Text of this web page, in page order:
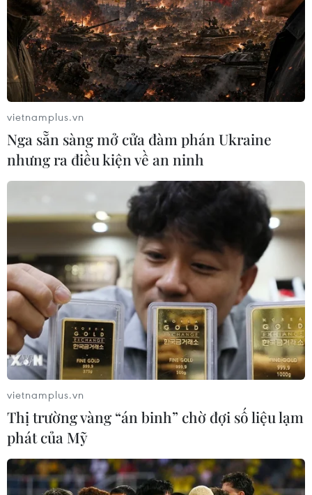
TIN LIÊN QUAN
Lãnh đạo tối cao Iran đánh giá đàm phán
hạt nhân đạt tiến triển tốt
13/04/2022 03:32
Nhà lãnh đạo tối cao Iran Ali Khamenei hối thúc chính
quyền của Tổng thống Ebrahim Raisi giải quyết những
vấn đề của đất nước trước, bất kể các cuộc đàm phán
về thỏa thuận hạt nhân.
vietnamplus.vn
Nga sẵn sàng mở cửa đàm phán Ukraine
nhưng ra điều kiện về an ninh
vietnamplus.vn
Thị trường vàng “án binh” chờ đợi số liệu lạm
phát của Mỹ